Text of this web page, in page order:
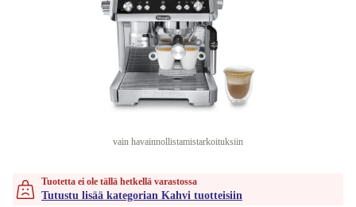
vain havainnollistamistarkoituksiin
Tuotetta ei ole tällä hetkellä varastossa
Tutustu lisää kategorian Kahvi tuotteisiin